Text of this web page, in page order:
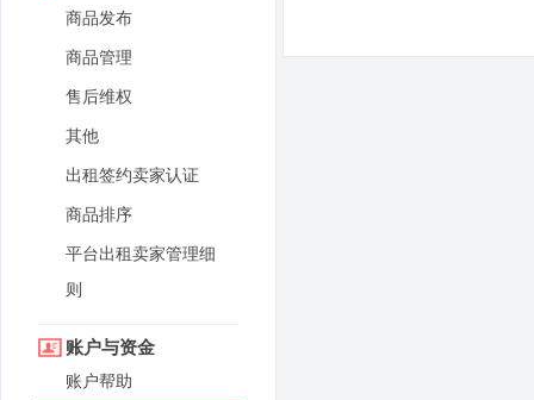
商品发布
商品管理
售后维权
其他
出租签约卖家认证
商品排序
平台出租卖家管理细
则
账户与资金
账户帮助